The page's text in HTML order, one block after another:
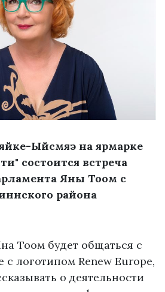
Ыйсмяэ на ярмарке
состоится встреча
Яны Тоом с
района
Тоом будет общаться с
с логотипом Renew Europe,
о деятельности